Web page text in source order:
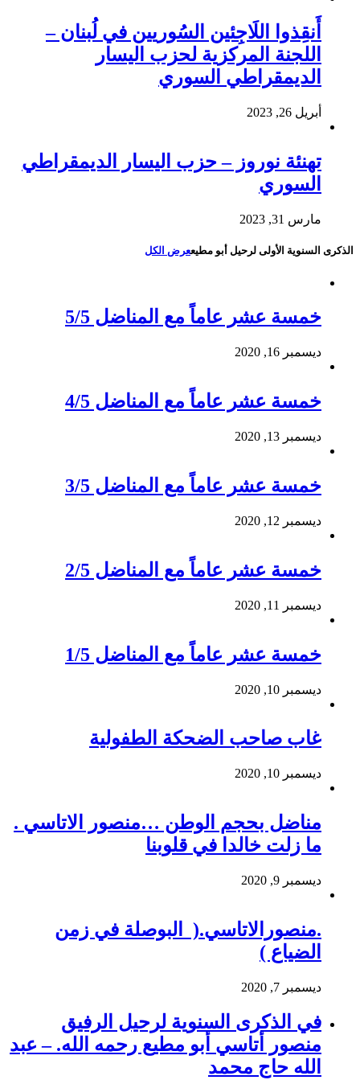
أَنقِذوا اللَاجِئين السُوريين في لُبنان –
اللجنة المركزية لحزب اليسار
الديمقراطي السوري
أبريل 26, 2023
تهنئة نوروز – حزب اليسار الديمقراطي
السوري
مارس 31, 2023
الذكرى السنوية الأولى لرحيل أبو مطيععرض الكل
خمسة عشر عاماً مع المناضل 5/5
ديسمبر 16, 2020
خمسة عشر عاماً مع المناضل 4/5
ديسمبر 13, 2020
خمسة عشر عاماً مع المناضل 3/5
ديسمبر 12, 2020
خمسة عشر عاماً مع المناضل 2/5
ديسمبر 11, 2020
خمسة عشر عاماً مع المناضل 1/5
ديسمبر 10, 2020
غاب صاحب الضحكة الطفولية
ديسمبر 10, 2020
مناضل بحجم الوطن …منصور الاتاسي .
ما زلت خالدا في قلوبنا
ديسمبر 9, 2020
.منصورالاتاسي.( البوصلة في زمن
الضياع )
ديسمبر 7, 2020
في الذكرى السنوية لرحيل الرفيق
منصور أتاسي أبو مطيع رحمه الله. – عبد
الله حاج محمد